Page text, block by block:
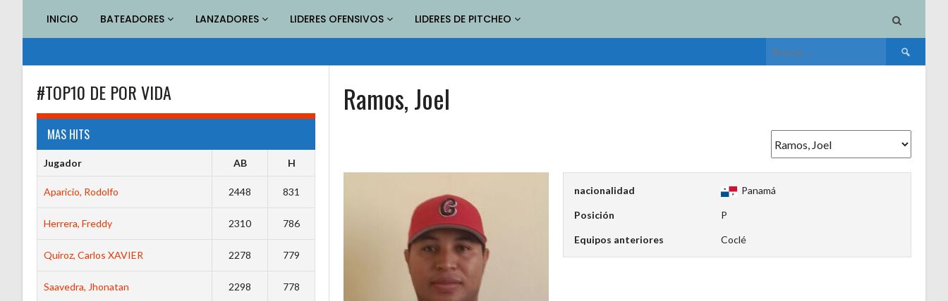
contenido
INICIO BATEADORES LANZADORES LIDERES OFENSIVOS LIDERES DE PITCHEO
Buscar:
Ramos, Joel
nacionalidad Panamá
Posición P
Equipos anteriores Coclé
#TOP10 DE POR VIDA
MAS HITS
Jugador AB H
Aparicio, Rodolfo 2448 831
Herrera, Freddy 2310 786
Quiroz, Carlos XAVIER 2278 779
Saavedra, Jhonatan 2298 778